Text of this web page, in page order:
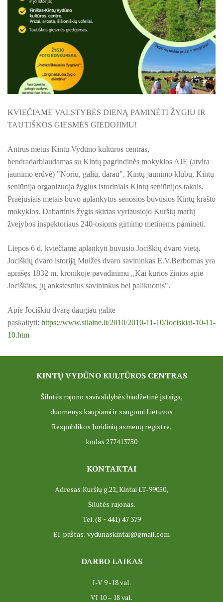
KPD PROJEKTAS ,,MAŽOSIOS LIETUVOS MOKYKLA-
KPD PROJEKTAS ,,MAŽOSIOS LIETUVOS MOKYKLA-
KPD PROJEKTAS ,,MAŽOSIOS LIETUVOS MOKYKLA-
KPD PROJEKTAS ,,MAŽOSIOS LIETUVOS MOKYKLA-
KPD PROJEKTAS ,,MAŽOSIOS LIETUVOS MOKYKLA-
KPD PROJEKTAS ,,MAŽOSIOS LIETUVOS MOKYKLA-
PROJEKTAS ,,KULTŪROS SKŪNĖ". Keramikos dirbtuvėse-
PROJEKTAS ,,KULTŪROS SKŪNĖ". Apie projektą spaudoje
PROJEKTAS ,,KULTŪROS SKŪNĖ". Keramikos dirbtuvių
PROJEKTAS ,,KULTŪROS SKŪNĖ". Keramikos dirbtuvės
ES PROJEKTAS GENIUS LOCI. Išleistas bukletas ,,Vydūno
BAIGIAMAS ES PROJEKTAS GENIUS LOCI
ES PROJEKTAS GENIUS LOCI. Vydūno šviesos festivalis.
ES PROJEKTAS GENIUS LOCI. Vydūno šviesos festivalis.
ES PROJEKTAS GENIUS LOCI. Kieme ,,dygsta"
ES PROJEKTAS GENIUS LOCI. Rengiamas Vydūno suolelis
ES PROJEKTAS GENIUS LOCI. Vydūno šviesos festivalio
ES PROJEKTAS GENIUS LOCI. Įrengtas kiemo apšvietimas
ES projektas GENIUS LOCI. Audio gidas muziejuje
ES PROJEKTAS GENIUS LOCI. Įsigyti rūbų komplektai
ES projektas GENIUS LOCI. Atnaujinta interneto svetainė
ES PROJEKTAS GENIUS LOCI. Rengiamas kiemo
ES projektas GENIUS LOCI. Projekto idėja
KVIEČIAME VALSTYBĖS DIENĄ PAMINĖTI ŽYGIU IR
TAUTIŠKOS GIESMĖS GIEDOJIMU!
Antrus metus Kintų Vydūno kultūros centras,
bendradarbiaudamas su Kintų pagrindinės mokyklos AJE (atvira
jaunimo erdvė) "Noriu, galiu, darau", Kintų jaunimo klubu, Kintų
seniūnija organizuoja žygius istoriniais Kintų seniūnijos takais.
Praėjusiais metais buvo aplankytos senosios buvusios Kintų krašto
mokyklos. Dabartinis žygis skirtas vyriausiojo Kuršių marių
žvejybos inspektoriaus 240-osioms gimimo metinėms paminėti.
Liepos 6 d. kviečiame aplankyti buvusio Jociškių dvaro vietą.
Jociškių dvaro istoriją Muižės dvaro savininkas E.V.Berbomas yra
aprašęs 1832 m. kronikoje pavadinimu ,,Kai kurios žinios apie
Jociškius, jų ankstesnius savininkus bei palikuonis".
Apie Jociškių dvarą daugiau galite
paskaityti: https://www.silaine.lt/2010/2010-11-10/Jociskiai-10-11-
10.htm
KINTŲ VYDŪNO KULTŪROS CENTRAS
Šilutės rajono savivaldybės biudžetinė įstaiga,
duomenys kaupiami ir saugomi Lietuvos
Respublikos Juridinių asmenų registre,
kodas 277413750
KONTAKTAI
Adresas:Kuršių g.22, Kintai LT-99050,
Šilutės rajonas.
Tel. (8 ~ 441) 47 379
El. paštas: vydunaskintai@gmail.com
DARBO LAIKAS
I-V 9 -18 val.
VI 10 – 18 val.